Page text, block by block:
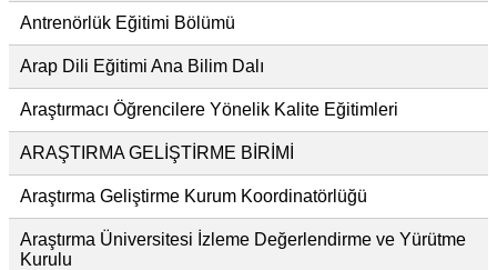
Antrenörlük Eğitimi Bölümü
Arap Dili Eğitimi Ana Bilim Dalı
Araştırmacı Öğrencilere Yönelik Kalite Eğitimleri
ARAŞTIRMA GELİŞTİRME BİRİMİ
Araştırma Geliştirme Kurum Koordinatörlüğü
Araştırma Üniversitesi İzleme Değerlendirme ve Yürütme
Kurulu